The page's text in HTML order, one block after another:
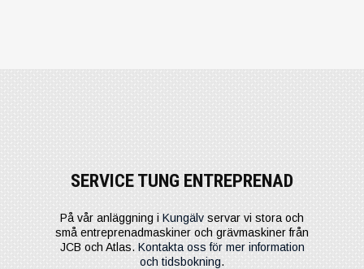
SERVICE TUNG ENTREPRENAD
På vår anläggning i Kungälv servar vi stora och
små entreprenadmaskiner och grävmaskiner från
JCB och Atlas. Kontakta oss för mer information
och tidsbokning.